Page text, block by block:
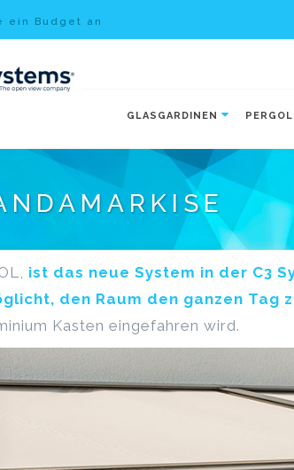
ein Budget an
GLASGARDINEN
ist das neue System in der C3
den Raum den ganzen Tag
Kasten eingefahren wird.